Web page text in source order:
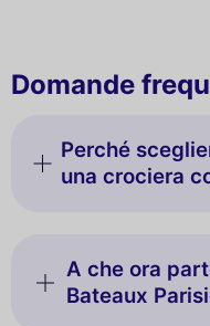
Domande
Perché
una crociera
A che ora
Bateaux